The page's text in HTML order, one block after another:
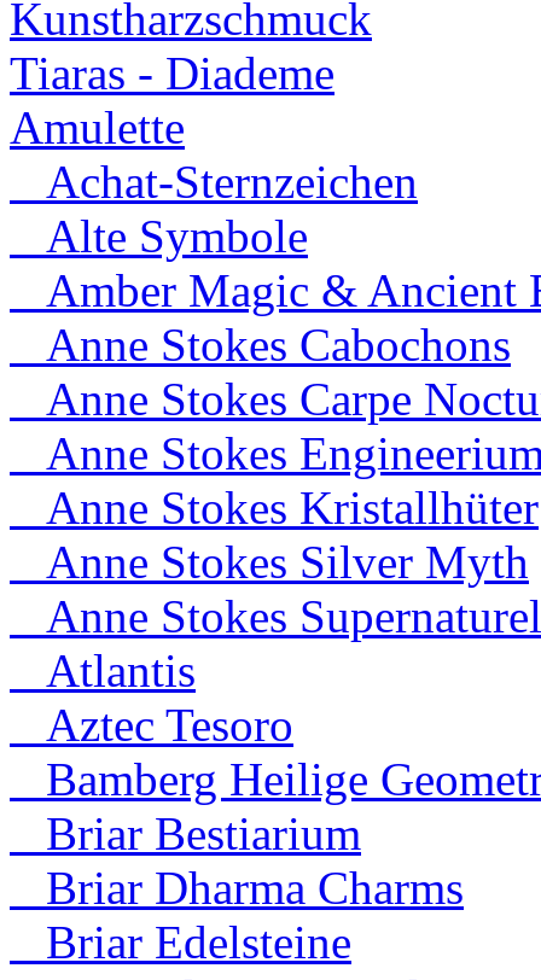
Kunstharzschmuck
Tiaras - Diademe
Amulette
Achat-Sternzeichen
Alte Symbole
Amber Magic & Ancient
Anne Stokes Cabochons
Anne Stokes Carpe
Anne Stokes
Anne Stokes Kristallhüter
Anne Stokes Silver Myth
Anne Stokes
Atlantis
Aztec Tesoro
Bamberg Heilige
Briar Bestiarium
Briar Dharma Charms
Briar Edelsteine